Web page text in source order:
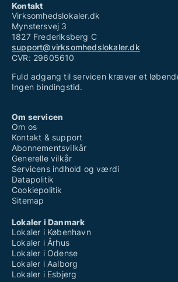
Kontakt
Virksomhedslokaler.dk
Mynstersvej 3
1827 Frederiksberg C
support@virksomhedslokaler.dk
CVR: 29605610
Fuld adgang til servicen kræver et
Ingen bindingstid.
Om servicen
Om os
Kontakt & support
Abonnementsvilkår
Generelle vilkår
Servicens indhold og værdi
Datapolitik
Cookiepolitik
Sitemap
Lokaler i Danmark
Lokaler i København
Lokaler i Århus
Lokaler i Odense
Lokaler i Aalborg
Lokaler i Esbjerg